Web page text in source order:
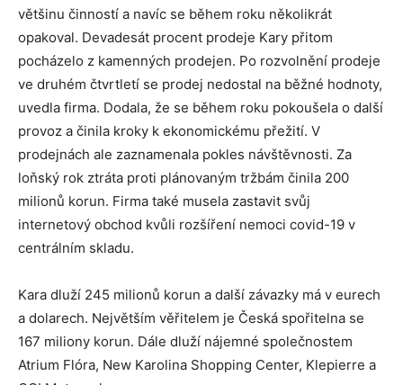
většinu činností a navíc se během roku několikrát
opakoval. Devadesát procent prodeje Kary přitom
pocházelo z kamenných prodejen. Po rozvolnění prodeje
ve druhém čtvrtletí se prodej nedostal na běžné hodnoty,
uvedla firma. Dodala, že se během roku pokoušela o další
provoz a činila kroky k ekonomickému přežití. V
prodejnách ale zaznamenala pokles návštěvnosti. Za
loňský rok ztráta proti plánovaným tržbám činila 200
milionů korun. Firma také musela zastavit svůj
internetový obchod kvůli rozšíření nemoci covid-19 v
centrálním skladu.
Kara dluží 245 milionů korun a další závazky má v eurech
a dolarech. Největším věřitelem je Česká spořitelna se
167 miliony korun. Dále dluží nájemné společnostem
Atrium Flóra, New Karolina Shopping Center, Klepierre a